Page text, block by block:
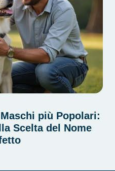
più Popolari:
Scelta del Nome